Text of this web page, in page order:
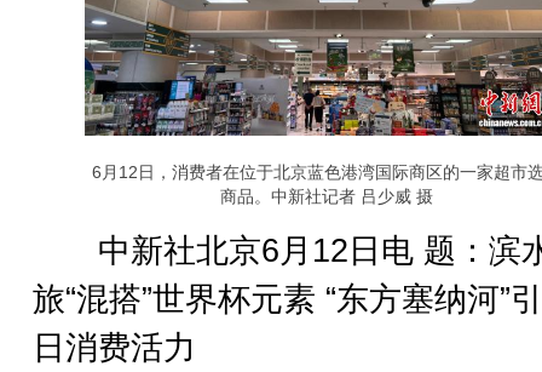
6月12日，消费者在位于北京蓝色港湾国际商区的一家超市
商品。中新社记者 吕少威 摄
中新社北京6月12日电 题：滨
旅“混搭”世界杯元素 “东方塞纳河”
日消费活力